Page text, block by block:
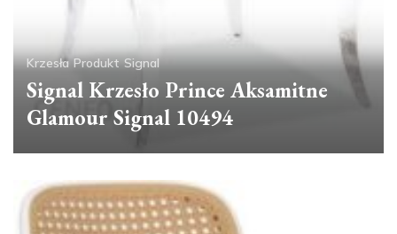
Krzesła Produkt Signal
Signal Krzesło Prince Aksamitne
Glamour Signal 10494